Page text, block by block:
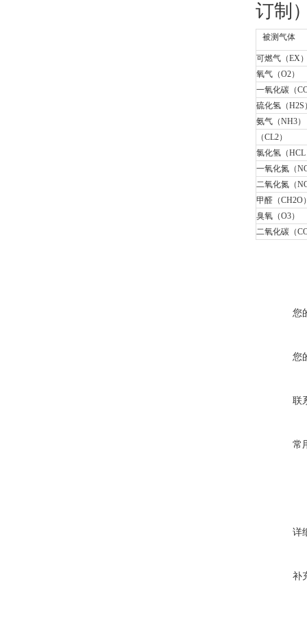
订制
被测气
可燃气（EX
氧气（O2）
一氧化碳（
硫化氢（H2S
氨气（NH3）
（CL2）
氯化氢（HCL
一氧化氮（
二氧化氮（
甲醛（CH2O
臭氧（O3）
二氧化碳（
您
您
联
常
详
补